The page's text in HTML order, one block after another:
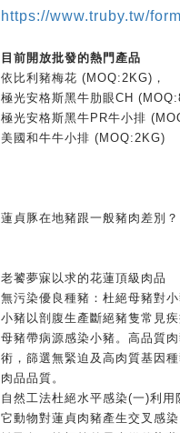
https://www.truby.tw/
目前開放批發的熱門產品
依比利豬梅花 (MOQ:2KG)，
極光安格斯黑牛肋眼CH
極光安格斯黑牛PR牛小排
美國和牛牛小排 (MOQ:2KG)
蓮貞豚在地豬跟一般豬肉差別？
老饕夢寐以求的花蓮頂級肉品
無污染優良種豬：杜絕母豬對
小豬以剖腹生產斷絕豬隻常見
母豬帶病源感染小豬。高品質
術，篩選無緊迫及高肉質基因
肉品品質。
自然工法杜絕水平感染(一)利
它動物對蓮貞肉豬產生交叉感